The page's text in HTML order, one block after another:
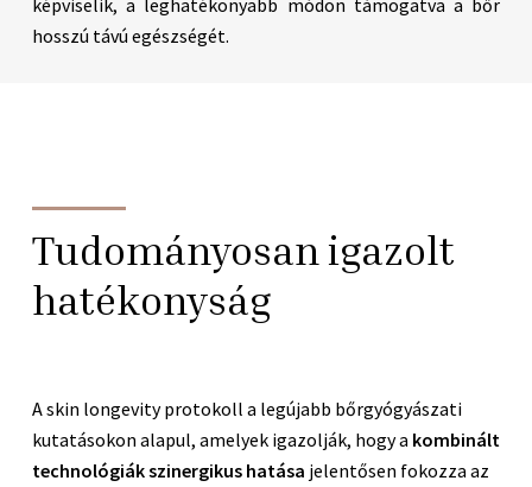
képviselik, a leghatékonyabb módon támogatva a bőr
hosszú távú egészségét.
Tudományosan igazolt
hatékonyság
A skin longevity protokoll a legújabb bőrgyógyászati
kutatásokon alapul, amelyek igazolják, hogy a kombinált
technológiák szinergikus hatása jelentősen fokozza az